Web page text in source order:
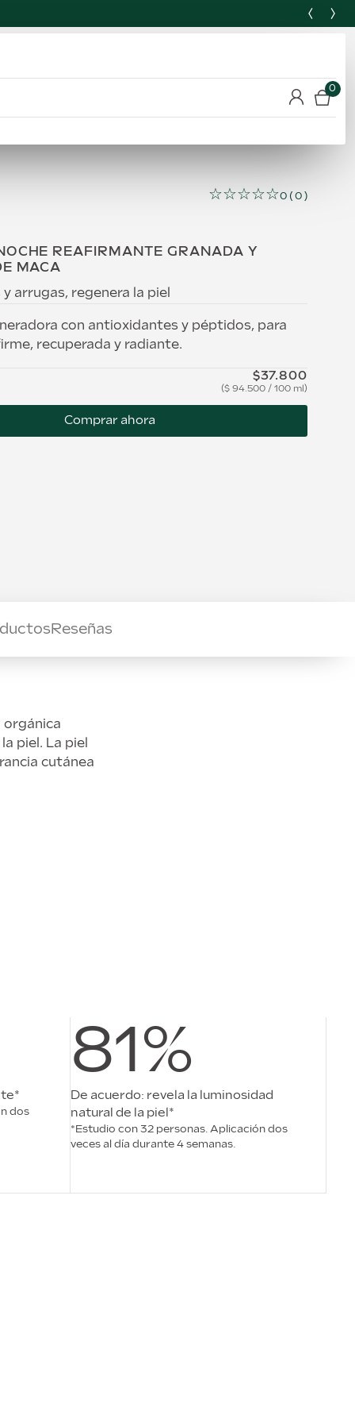
0
☆☆☆☆☆0 (0)
REAFIRMANTE GRANADA Y
MACA
y arrugas, regenera la piel
con antioxidantes y péptidos, para
recuperada y radiante.
$37.800
$ 94.500 / 100 ml
Comprar ahora
Reseñas
orgánica
piel. La piel
cutánea
dos
81%
De acuerdo: revela la luminosidad
natural de la piel*
*Estudio con 32 personas. Aplicación dos
veces al día durante 4 semanas.